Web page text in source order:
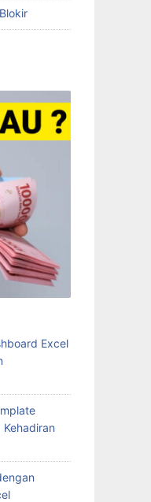
Excel
Kehadiran